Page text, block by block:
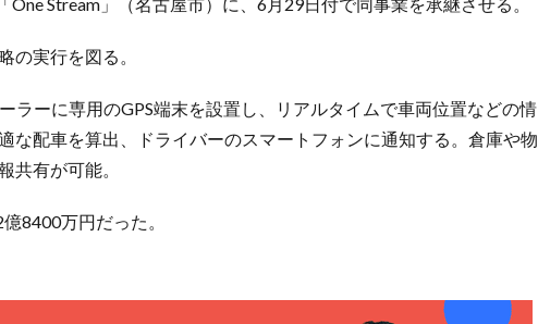
の実行を図る。
ラーに専用のGPS端末を設置し、リアルタイムで車両位置などの情
な配車を算出、ドライバーのスマートフォンに通知する。倉庫や物
共有が可能。
8400万円だった。